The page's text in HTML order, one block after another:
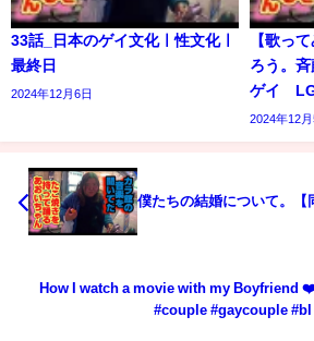
33話_日本のゲイ文化ㅣ性文化ㅣ
最終日
2024年12月6日
【歌っ
ろう。
ゲイ
2024年12月
僕たちの結婚について。【
How I watch a movie with my Boyfriend
#couple #gaycouple #bl